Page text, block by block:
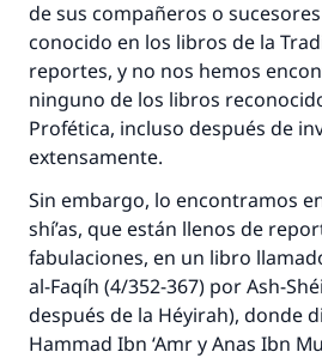
de sus compañeros o
conocido en los libros de la
reportes, y no nos hemos
ninguno de los libros
Profética, incluso después de
extensamente.
Sin embargo, lo encontramos
shí’as, que están llenos de
fabulaciones, en un libro
al-Faqíh (4/352-367) por Ash-
después de la Héyirah), donde
Hammad Ibn ‘Amr y Anas Ibn